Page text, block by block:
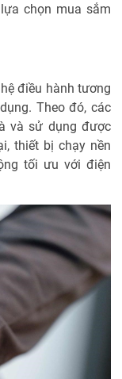
chọn mua sắm
điều hành tương
Theo đó, các
và sử dụng được
thiết bị chạy nền
tối ưu với điện